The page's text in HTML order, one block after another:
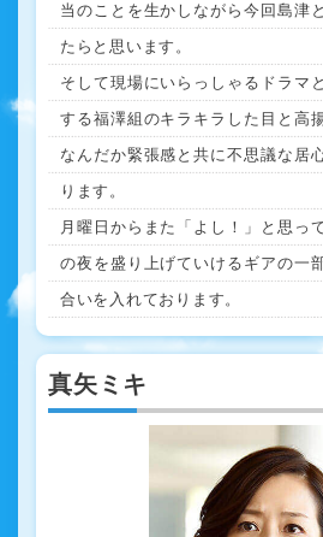
当のことを生かしながら今回島津
たらと思います。
そして現場にいらっしゃるドラマ
する福澤組のキラキラした目と高
なんだか緊張感と共に不思議な居
ります。
月曜日からまた「よし！」と思っ
の夜を盛り上げていけるギアの一
合いを入れております。
真矢ミキ